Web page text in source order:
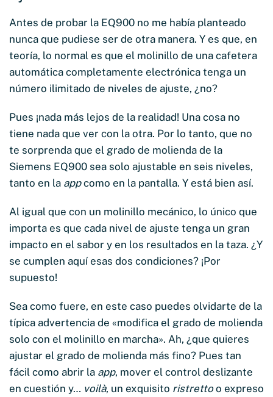
Antes de probar la EQ900 no me había planteado
nunca que pudiese ser de otra manera. Y es que, en
teoría, lo normal es que el molinillo de una cafetera
automática completamente electrónica tenga un
número ilimitado de niveles de ajuste, ¿no?
Pues ¡nada más lejos de la realidad! Una cosa no
tiene nada que ver con la otra. Por lo tanto, que no
te sorprenda que el grado de molienda de la
Siemens EQ900 sea solo ajustable en seis niveles,
tanto en la appcomo en la pantalla. Y está bien así.
Al igual que con un molinillo mecánico, lo único que
importa es que cada nivel de ajuste tenga un gran
impacto en el sabor y en los resultados en la taza. ¿Y
se cumplen aquí esas dos condiciones? ¡Por
supuesto!
Sea como fuere, en este caso puedes olvidarte de la
típica advertencia de «modifica el grado de molienda
solo con el molinillo en marcha». Ah, ¿que quieres
ajustar el grado de molienda más fino? Pues tan
fácil como abrir la app, mover el control deslizante
en cuestión y… voilà, un exquisito ristrettoo expreso